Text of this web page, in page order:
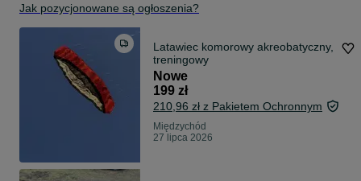
Jak pozycjonowane są ogłoszenia?
Latawiec komorowy akreobatyczny,
treningowy
Nowe
199 zł
210,96 zł z Pakietem Ochronnym
Międzychód
27 lipca 2026